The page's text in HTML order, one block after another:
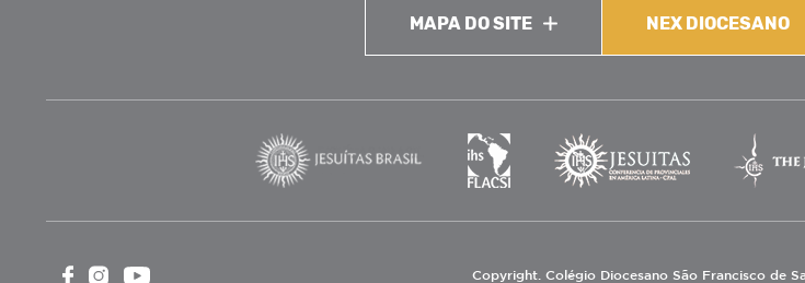
MAPA DO SITE NEX DIOCESANO
Copyright. Colégio Diocesano São Francisco de